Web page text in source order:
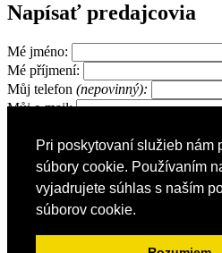
Pri poskytovaní služieb nám
súbory cookie. Používaním
vyjadrujete súhlas s naším
súborov cookie.
Napísať predajcovia
Mé jméno:
Mé příjmení:
Můj telefon (nepovinný):
Můj e-mail:
Zpráva pro prodejce:
Reklama